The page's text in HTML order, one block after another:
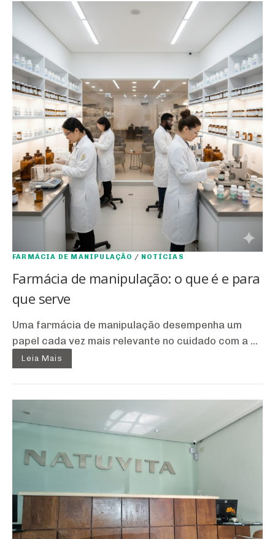
FARMÁCIA DE MANIPULAÇÃO / NOTÍCIAS
Farmácia de manipulação: o que é e para
que serve
Uma farmácia de manipulação desempenha um
papel cada vez mais relevante no cuidado com a ...
Leia Mais